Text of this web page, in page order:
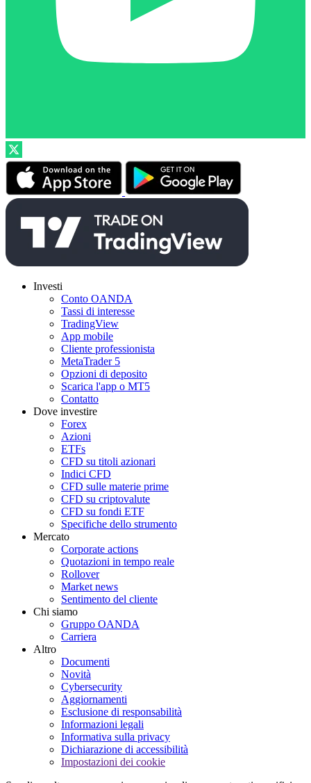
Investi
Conto OANDA
Tassi di interesse
TradingView
App mobile
Cliente professionista
MetaTrader 5
Opzioni di deposito
Scarica l'app o MT5
Contatto
Dove investire
Forex
Azioni
ETFs
CFD su titoli azionari
Indici CFD
CFD sulle materie prime
CFD su criptovalute
CFD su fondi ETF
Specifiche dello strumento
Mercato
Corporate actions
Quotazioni in tempo reale
Rollover
Market news
Sentimento del cliente
Chi siamo
Gruppo OANDA
Carriera
Altro
Documenti
Novità
Cybersecurity
Aggiornamenti
Esclusione di responsabilità
Informazioni legali
Informativa sulla privacy
Dichiarazione di accessibilità
Impostazioni dei cookie